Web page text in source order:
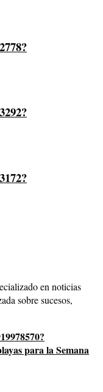
en noticias
sobre sucesos,
para la Semana